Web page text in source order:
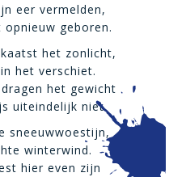
eer vermelden,
geboren.
het zonlicht,
het verschiet.
het gewicht
uiteindelijk niet.
sneeuwwoestijn,
winterwind.
hier even zijn